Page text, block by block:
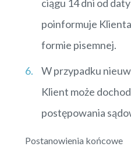
ciągu 14 dni od
poinformuje
formie pisemnej.
W przypadku
Klient może
postępowania
Postanowienia końcowe